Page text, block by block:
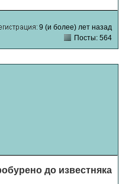
9 (и более) лет назад
Посты: 564
до известняка